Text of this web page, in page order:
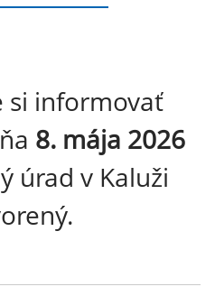
si informovať
8. mája 2026
úrad v Kaluži